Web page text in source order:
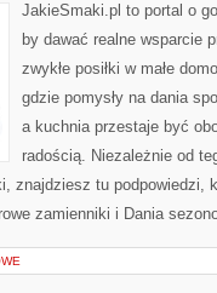
JakieSmaki.pl to portal o
by dawać realne wsparcie
zwykłe posiłki w małe
gdzie pomysły na dania
a kuchnia przestaje być
radością. Niezależnie od
znajdziesz tu podpowiedzi,
zamienniki i Dania